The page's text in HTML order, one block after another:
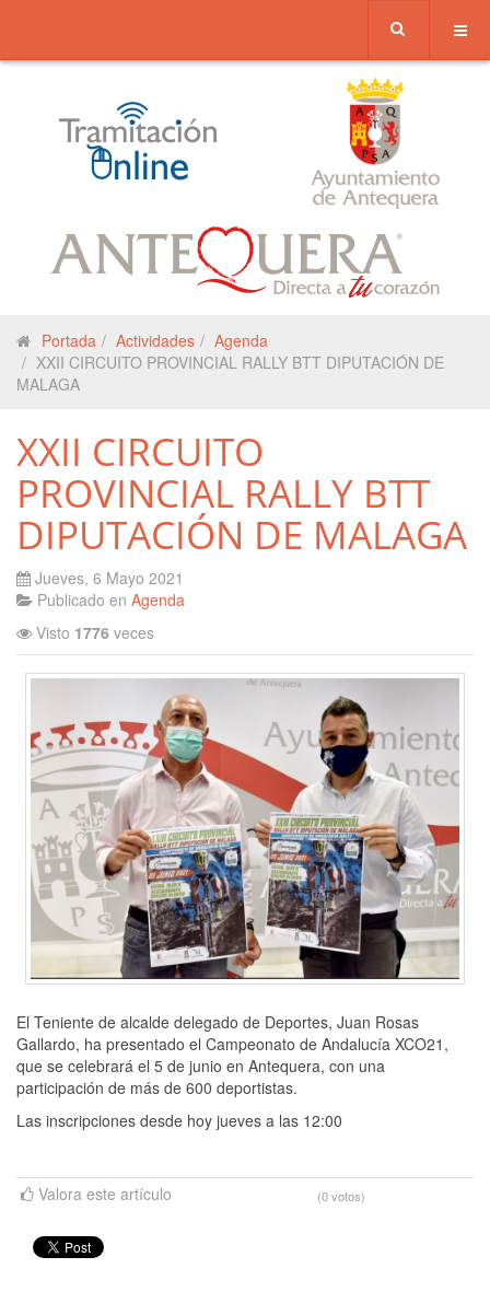
Portada Actividades
Agenda
XXII CIRCUITO PROVINCIAL RALLY BTT DIPUTACIÓN DE
MALAGA
XXII CIRCUITO
PROVINCIAL RALLY BTT
DIPUTACIÓN DE MALAGA
Jueves, 6 Mayo 2021
Publicado en Agenda
Visto 1776 veces
El Teniente de alcalde delegado de Deportes, Juan Rosas
Gallardo, ha presentado el Campeonato de Andalucía XCO21,
que se celebrará el 5 de junio en Antequera, con una
participación de más de 600 deportistas.
Las inscripciones desde hoy jueves a las 12:00
Valora este artículo (0 votos)